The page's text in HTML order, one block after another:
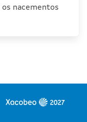
nacementos